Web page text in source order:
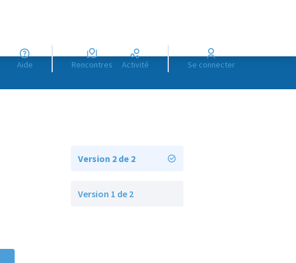
Aide Rencontres Activité Se connecter
Version 2 de 2
Version 1 de 2